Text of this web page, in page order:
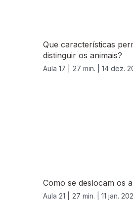
Que características
distinguir os animais?
Aula 17 | 27 min. | 14 dez.
Como se deslocam os
Aula 21 | 27 min. | 11 jan.